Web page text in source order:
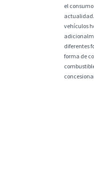
el
actualidad.
vehículos
diferentes
forma de